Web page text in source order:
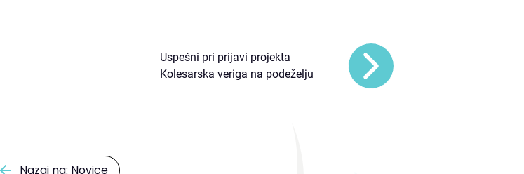
Uspešni pri prijavi projekta
Kolesarska veriga na podeželju
Nazaj na: Novice